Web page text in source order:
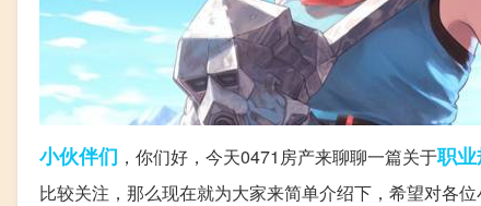
小伙伴们 ，你们好，今天0471房产来聊聊一篇关于职
比较关注，那么现在就为大家来简单介绍下，希望对各位